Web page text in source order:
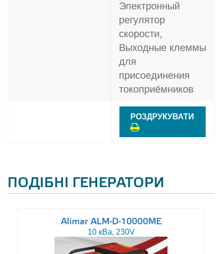
Электронный
регулятор
скорости,
Выходные клеммы
для
присоединения
токоприёмников
РОЗДРУКУВАТИ
ПОДІБНІ ГЕНЕРАТОРИ
Alimar ALM-D-10000ME
10 кВа, 230V